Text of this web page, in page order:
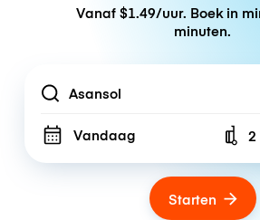
Vanaf $1.49/uur. Boek in
minuten.
Location
Vandaag 2
Starten